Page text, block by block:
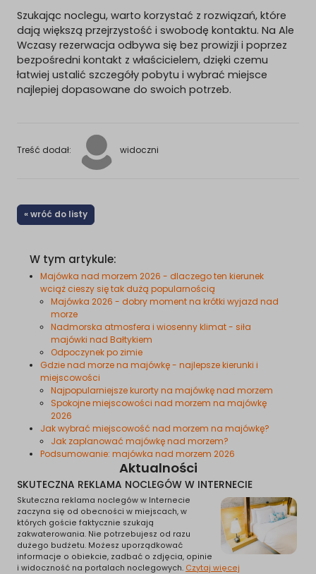
Szukając noclegu, warto korzystać z rozwiązań, które
dają większą przejrzystość i swobodę kontaktu. Na Ale
Wczasy rezerwacja odbywa się bez prowizji i poprzez
bezpośredni kontakt z właścicielem, dzięki czemu
łatwiej ustalić szczegóły pobytu i wybrać miejsce
najlepiej dopasowane do swoich potrzeb.
Treść dodał: widoczni
« wróć do listy
W tym artykule:
Majówka nad morzem 2026 - dlaczego ten kierunek
wciąż cieszy się tak dużą popularnością
Majówka 2026 - dobry moment na krótki wyjazd nad
morze
Nadmorska atmosfera i wiosenny klimat - siła
majówki nad Bałtykiem
Odpoczynek po zimie
Gdzie nad morze na majówkę - najlepsze kierunki i
miejscowości
Najpopularniejsze kurorty na majówkę nad morzem
Spokojne miejscowości nad morzem na majówkę
2026
Jak wybrać miejscowość nad morzem na majówkę?
Jak zaplanować majówkę nad morzem?
Podsumowanie: majówka nad morzem 2026
Aktualności
SKUTECZNA REKLAMA NOCLEGÓW W INTERNECIE
Skuteczna reklama noclegów w Internecie
zaczyna się od obecności w miejscach, w
których goście faktycznie szukają
zakwaterowania. Nie potrzebujesz od razu
dużego budżetu. Możesz uporządkować
informacje o obiekcie, zadbać o zdjęcia, opinie
i widoczność na portalach noclegowych. Czytaj więcej